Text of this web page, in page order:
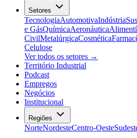
Setores
TecnologiaAutomotivaIndústria
e GásQuímicaAeronáutica
CivilMetalúrgicaCosmética
Celulose
Ver todos os setores →
Território Industrial
Podcast
Empregos
Negócios
Institucional
Regiões
NorteNordesteCentro-Oeste